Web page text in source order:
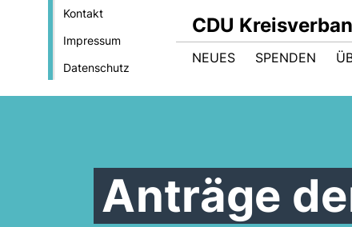
Kontakt
Impressum
Datenschutz
CDU
NEUES SPENDEN
Anträge